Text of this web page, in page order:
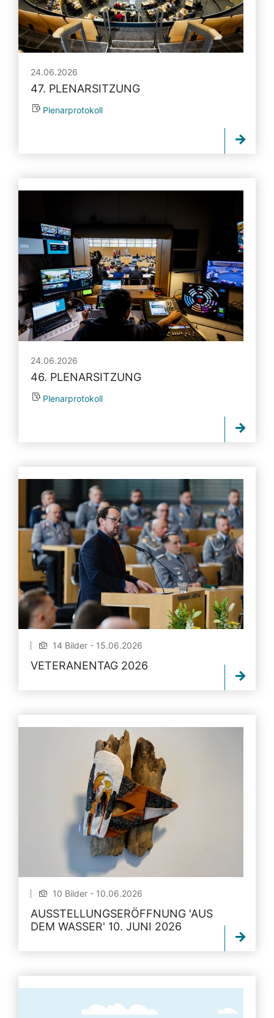
24.06.2026
47. PLENARSITZUNG
Plenarprotokoll
24.06.2026
46. PLENARSITZUNG
Plenarprotokoll
14 Bilder - 15.06.2026
VETERANENTAG 2026
10 Bilder - 10.06.2026
AUSSTELLUNGSERÖFFNUNG 'AUS
DEM WASSER' 10. JUNI 2026